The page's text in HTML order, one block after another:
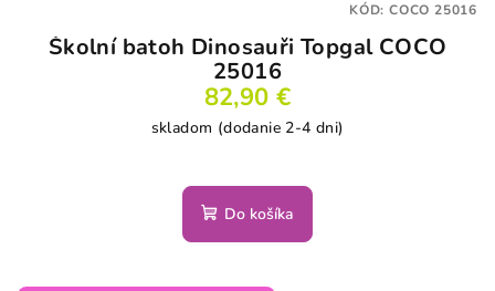
Školní batoh Dinosauři Topgal COCO
25016
82,90 €
skladom (dodanie 2-4 dni)
Do košíka
KÓD: COCO 25016